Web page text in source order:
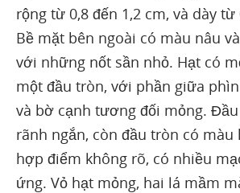
rộng từ 0,8 đến 1,2 cm, và dày từ
Bề mặt bên ngoài có màu nâu
với những nốt sần nhỏ. Hạt có
một đầu tròn, với phần giữa
và bờ cạnh tương đối mỏng.
rãnh ngắn, còn đầu tròn có màu
hợp điểm không rõ, có nhiều
ứng. Vỏ hạt mỏng, hai lá mầm